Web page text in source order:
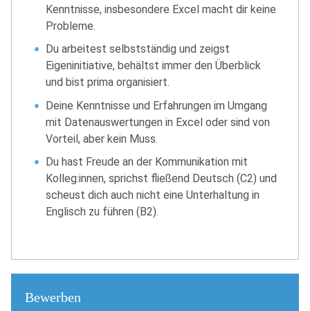
Kenntnisse, insbesondere Excel macht dir keine
Probleme.
Du arbeitest selbstständig und zeigst
Eigeninitiative, behältst immer den Überblick
und bist prima organisiert.
Deine Kenntnisse und Erfahrungen im Umgang
mit Datenauswertungen in Excel oder sind von
Vorteil, aber kein Muss.
Du hast Freude an der Kommunikation mit
Kolleg:innen, sprichst fließend Deutsch (C2) und
scheust dich auch nicht eine Unterhaltung in
Englisch zu führen (B2).
Bewerben